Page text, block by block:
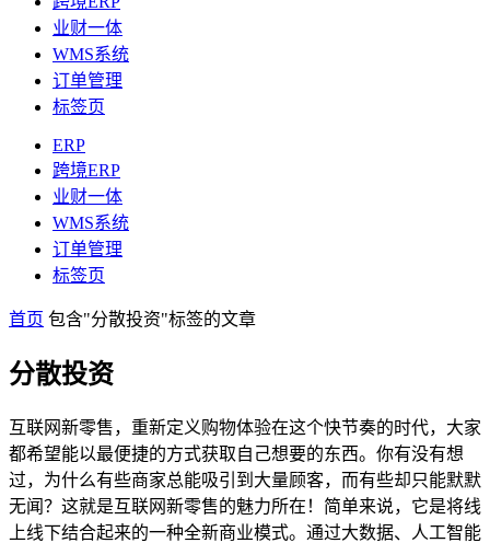
业财一体
WMS系统
订单管理
标签页
ERP
跨境ERP
业财一体
WMS系统
订单管理
标签页
首页 包含"分散投资"标签的文章
分散投资
互联网新零售，重新定义购物体验在这个快节奏的时代，大家
都希望能以最便捷的方式获取自己想要的东西。你有没有想
过，为什么有些商家总能吸引到大量顾客，而有些却只能默默
无闻？这就是互联网新零售的魅力所在！简单来说，它是将线
上线下结合起来的一种全新商业模式。通过大数据、人工智能